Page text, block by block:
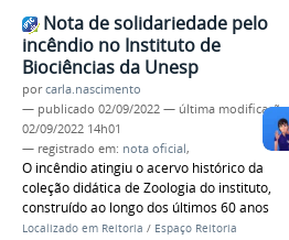
Nota de solidariedade pelo
incêndio no Instituto de
Biociências da Unesp
porcarla.nascimento
— publicado 02/09/2022 — última modificação
02/09/2022 14h01
— registrado em: nota oficial,
O incêndio atingiu o acervo histórico da
coleção didática de Zoologia do instituto,
construído ao longo dos últimos 60 anos
Localizado em Reitoria / Espaço Reitoria